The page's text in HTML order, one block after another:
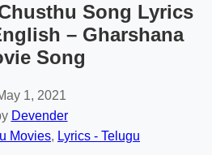
Song Lyrics
– Gharshana
Song
1, 2021
Devender
Movies, Lyrics - Telugu